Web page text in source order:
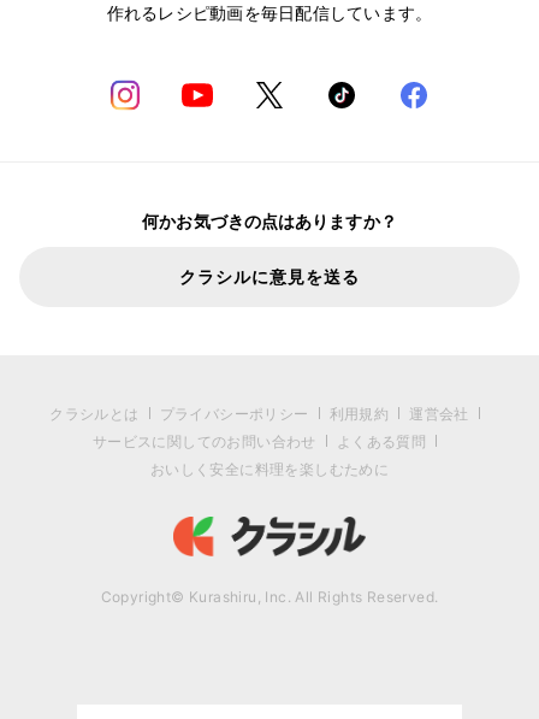
作れるレシピ動画を毎日配信しています。
何かお気づきの点はありますか？
クラシルに意見を送る
クラシルとは プライバシーポリシー 利用規約
運営会社
サービスに関してのお問い合わせ
よくある質問
おいしく安全に料理を楽しむために
Copyright© Kurashiru, Inc. All Rights Reserved.